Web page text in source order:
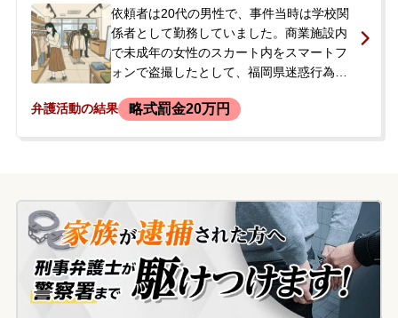
柄解放を強く希望されており、当事務所に
初回接見を依頼されました。
依頼者は20代の男性で、事件当時は学校関
係者として勤務していました。商業施設内
で未成年の女性のスカート内をスマートフ
ォンで盗撮したとして、福岡県迷惑行為防
た。逮捕の連絡を受けたご家族が、今後の
罪が発覚しました。押収されたスマートフ
ォンから、自宅近隣の住宅に複数回侵入
し、入浴中の未成年女性らを盗撮していた
ことが判明し、住居侵入及び児童ポルノ製
造の容疑で再逮捕されるに至りました。
弁護活動の結果 略式罰金20万円